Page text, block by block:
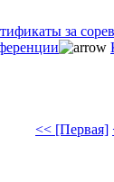
за
<< [Первая]